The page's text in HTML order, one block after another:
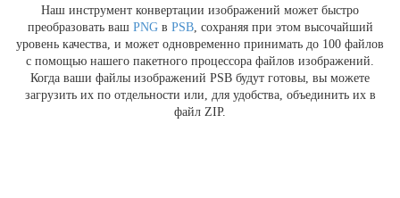
Наш инструмент конвертации изображений может быстро
преобразовать ваш PNGв PSB, сохраняя при этом высочайший
уровень качества, и может одновременно принимать до 100 файлов
с помощью нашего пакетного процессора файлов изображений.
Когда ваши файлы изображений PSB будут готовы, вы можете
загрузить их по отдельности или, для удобства, объединить их в
файл ZIP.